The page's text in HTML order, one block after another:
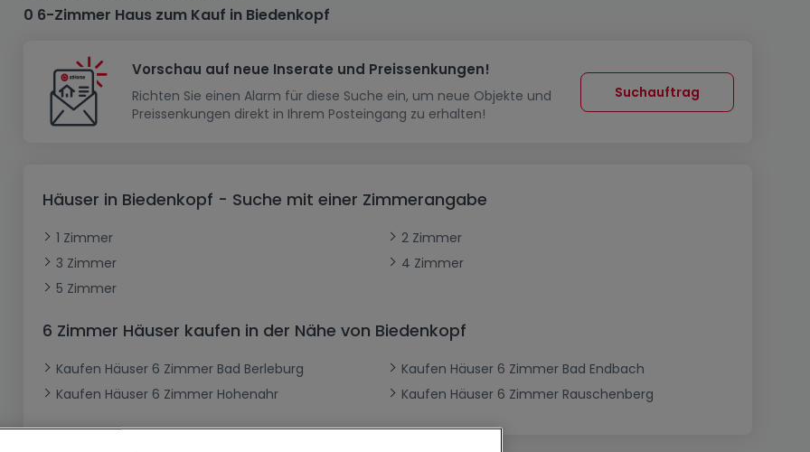
Haus
Reihenhaus
Doppelhaushälfte
Schloss
Hof
Bauernhaus
Landhaus
Bungalow
Ferienunterkunft
Wohnung
Schlafzimmer
1-Zimmer-Apartment
Dreigeschossige Wohnung
Loft
Dachgeschoss
Erdgeschoss
Wohnanlage
Wohnsiedlung
Haus bauen
Musterhaus
Renditeobjekt
Kein Bauland
Gewerbliches Grundstück
Garage - Parkplatz
Carport
Garage
Büro
Büro
Gewerbe
Ladenfläche
Geschäft
Restaurant
Lagerfläche
0 6-Zimmer Haus zum Kauf in Biedenkopf
Vorschau auf neue Inserate und Preissenkungen!
Richten Sie einen Alarm für diese Suche ein, um neue Objekte und
Preissenkungen direkt in Ihrem Posteingang zu erhalten!
Suchauftrag
Häuser in Biedenkopf - Suche mit einer Zimmerangabe
1 Zimmer
2 Zimmer
3 Zimmer
4 Zimmer
5 Zimmer
6 Zimmer Häuser kaufen in der Nähe von Biedenkopf
Kaufen Häuser 6 Zimmer Bad Berleburg
Kaufen Häuser 6 Zimmer Bad Endbach
Kaufen Häuser 6 Zimmer Hohenahr
Kaufen Häuser 6 Zimmer Rauschenberg